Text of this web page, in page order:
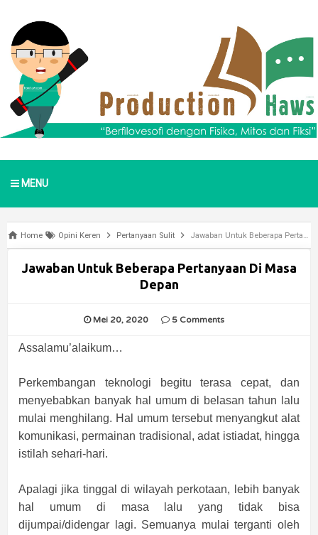
MENU
Home Opini Keren Pertanyaan Sulit Jawaban Untuk Beberapa Pertanyaan Di Masa Depan
Jawaban Untuk Beberapa Pertanyaan Di Masa
Depan
Mei 20, 2020 5 Comments
Assalamu’alaikum…
Perkembangan teknologi begitu terasa cepat, dan
menyebabkan banyak hal umum di belasan tahun lalu
mulai menghilang. Hal umum tersebut menyangkut alat
komunikasi, permainan tradisional, adat istiadat, hingga
istilah sehari-hari.
Apalagi jika tinggal di wilayah perkotaan, lebih banyak
hal umum di masa lalu yang tidak bisa
dijumpai/didengar lagi. Semuanya mulai terganti oleh